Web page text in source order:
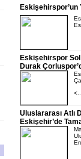
Eskişehirspor’un
Eskişehirspor Sol
Durak
Uluslararası Atlı
Eskişehir’de